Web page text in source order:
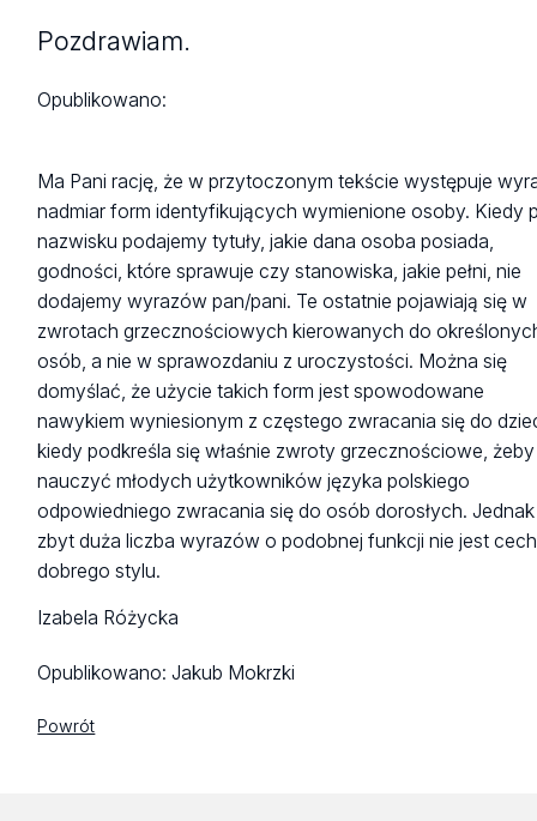
Pozdrawiam.
Opublikowano:
Ma Pani rację, że w przytoczonym tekście występuje
nadmiar form identyfikujących wymienione osoby. Kiedy
nazwisku podajemy tytuły, jakie dana osoba posiada,
godności, które sprawuje czy stanowiska, jakie pełni, nie
dodajemy wyrazów pan/pani. Te ostatnie pojawiają się w
zwrotach grzecznościowych kierowanych do
osób, a nie w sprawozdaniu z uroczystości. Można się
domyślać, że użycie takich form jest spowodowane
nawykiem wyniesionym z częstego zwracania się do
kiedy podkreśla się właśnie zwroty grzecznościowe, żeby
nauczyć młodych użytkowników języka polskiego
odpowiedniego zwracania się do osób dorosłych. Jednak
zbyt duża liczba wyrazów o podobnej funkcji nie jest
dobrego stylu.
Izabela Różycka
Opublikowano:Jakub Mokrzki
Powrót